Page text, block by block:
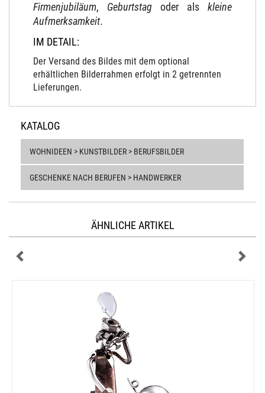
Firmenjubiläum, Geburtstag oder als kleine
Aufmerksamkeit.
IM DETAIL:
Der Versand des Bildes mit dem optional
erhältlichen Bilderrahmen erfolgt in 2 getrennten
Lieferungen.
KATALOG
WOHNIDEEN > KUNSTBILDER > BERUFSBILDER
GESCHENKE NACH BERUFEN > HANDWERKER
ÄHNLICHE ARTIKEL